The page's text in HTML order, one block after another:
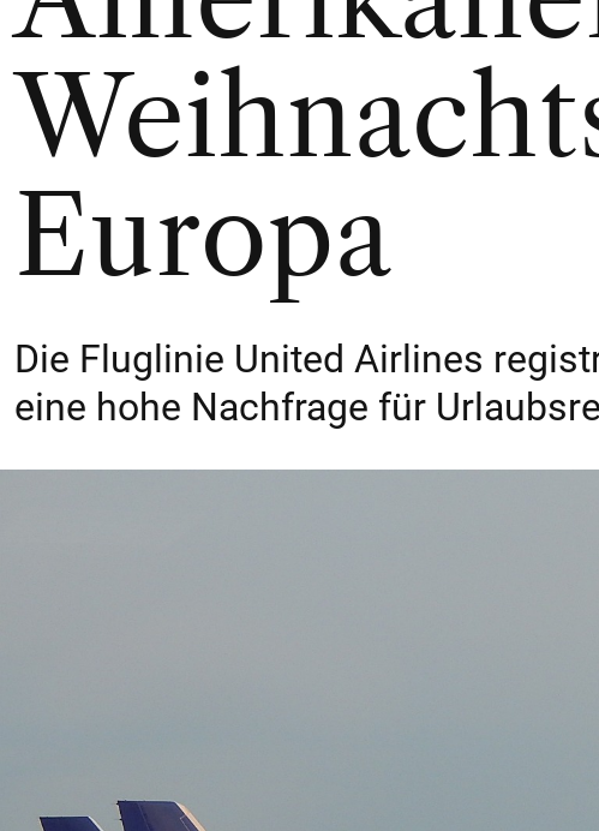
Europa
Die Fluglinie United Airlines
eine hohe Nachfrage für